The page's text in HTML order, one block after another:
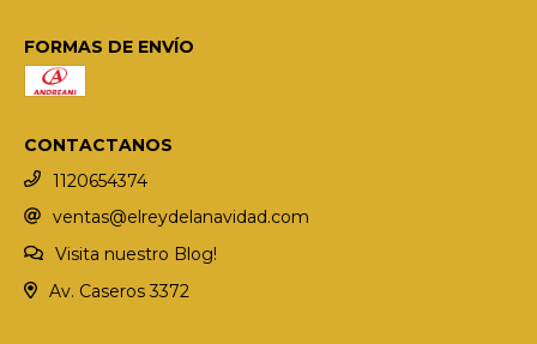
FORMAS DE ENVÍO
CONTACTANOS
1120654374
ventas@elreydelanavidad.com
Visita nuestro Blog!
Av. Caseros 3372